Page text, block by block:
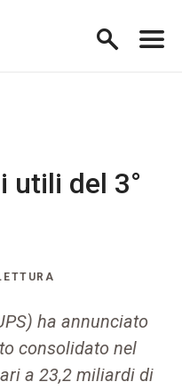
utili del 3°
ha annunciato
consolidato nel
a 23,2 miliardi di